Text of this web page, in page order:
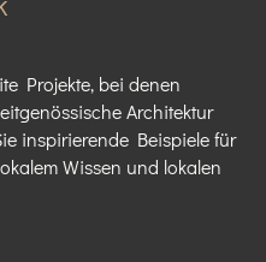
Projekte, bei denen
Architektur
inspirierende Beispiele für
Wissen und lokalen